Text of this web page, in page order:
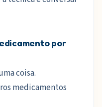
por
coisa.
medicamentos